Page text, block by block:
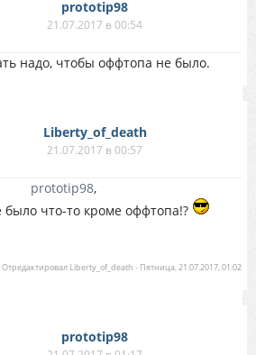
prototip98
21.07.2017 в 00:54
надо, чтобы оффтопа не было.
Liberty_of_death
21.07.2017 в 00:57
prototip98,
было что-то кроме оффтопа!?
Отредактировал Liberty_of_death - Пятница, 21.07.2017, 01:02
prototip98